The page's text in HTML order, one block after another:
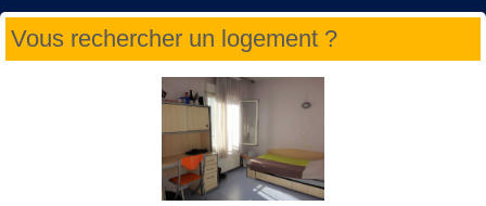
Vous rechercher un logement ?